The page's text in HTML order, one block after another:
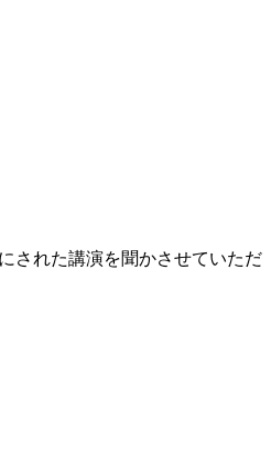
された講演を聞かさせていただ